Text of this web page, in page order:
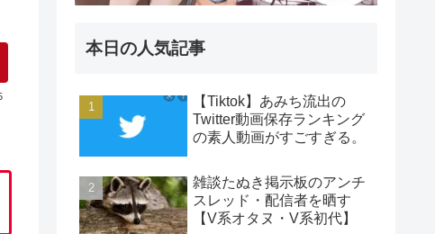
本日の人気記事
【Tiktok】あみち流出の
Twitter動画保存ランキング
の素人動画がすごすぎる。
雑談たぬき掲示板のアンチ
スレッド・配信者を晒す
【V系オタヌ・V系初代】